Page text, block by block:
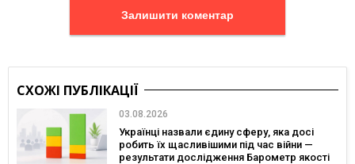
Залишити коментар
СХОЖІ ПУБЛІКАЦІЇ
03.08.2026
Українці назвали єдину сферу, яка досі
робить їх щасливішими під час війни —
результати дослідження Барометр якості